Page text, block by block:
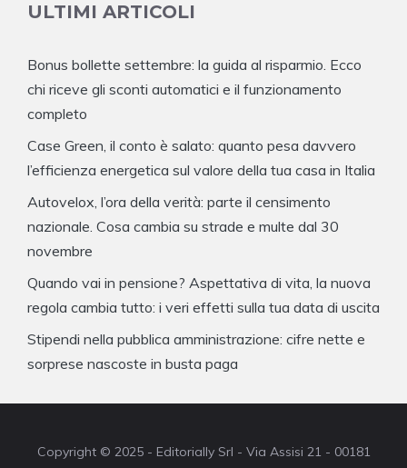
ULTIMI ARTICOLI
Bonus bollette settembre: la guida al risparmio. Ecco
chi riceve gli sconti automatici e il funzionamento
completo
Case Green, il conto è salato: quanto pesa davvero
l’efficienza energetica sul valore della tua casa in Italia
Autovelox, l’ora della verità: parte il censimento
nazionale. Cosa cambia su strade e multe dal 30
novembre
Quando vai in pensione? Aspettativa di vita, la nuova
regola cambia tutto: i veri effetti sulla tua data di uscita
Stipendi nella pubblica amministrazione: cifre nette e
sorprese nascoste in busta paga
Copyright © 2025 - Editorially Srl - Via Assisi 21 - 00181